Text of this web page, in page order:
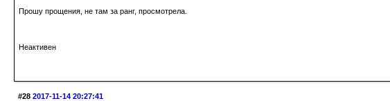
Прошу прощения, не там за ранг, просмотрела.
Неактивен
#28 2017-11-14 20:27:41